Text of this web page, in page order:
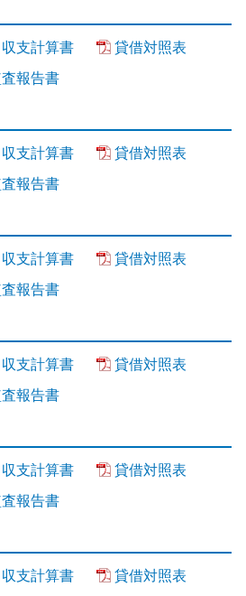
収支計算書
貸借対照表
報告書
収支計算書
貸借対照表
報告書
収支計算書
貸借対照表
報告書
収支計算書
貸借対照表
報告書
収支計算書
貸借対照表
報告書
収支計算書
貸借対照表